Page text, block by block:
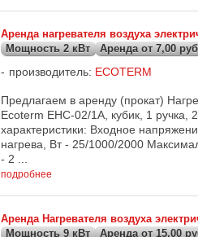
Аренда нагревателя воздуха
Мощность 2 кВт
Аренда от 7,00
производитель: ECOTERM
Предлагаем в аренду (прокат)
Ecoterm EHC-02/1A, кубик, 1 ручка,
характеристики: Входное
нагрева, Вт - 25/1000/2000
- 2 ...
подробнее
Аренда Нагревателя воздуха
Мощность 9 кВт
Аренда от 15,00